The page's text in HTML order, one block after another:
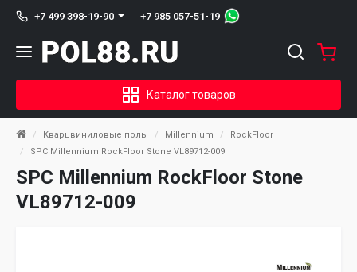
+7 499 398-19-90 +7 985 057-51-19
Каталог товаров
Кварцвиниловые полы Millennium
RockFloor
SPC Millennium RockFloor Stone VL89712-009
SPC Millennium RockFloor Stone
VL89712-009